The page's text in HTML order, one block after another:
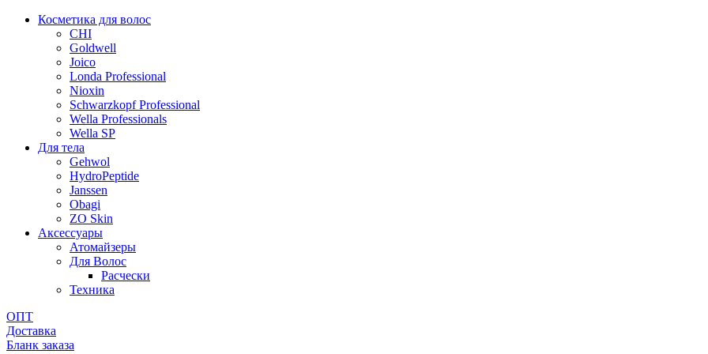
Косметика для волос
CHI
Goldwell
Joico
Londa Professional
Nioxin
Schwarzkopf Professional
Wella Professionals
Wella SP
Для тела
Gehwol
HydroPeptide
Janssen
Obagi
ZO Skin
Aксессуары
Атомайзеры
Для Волос
Расчески
Техника
ОПТ
Доставка
Бланк заказа